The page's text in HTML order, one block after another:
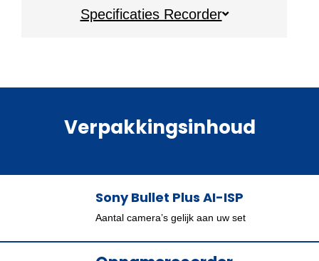
Specificaties Recorder
Verpakkingsinhoud
Sony Bullet Plus AI-ISP
Aantal camera’s gelijk aan uw set